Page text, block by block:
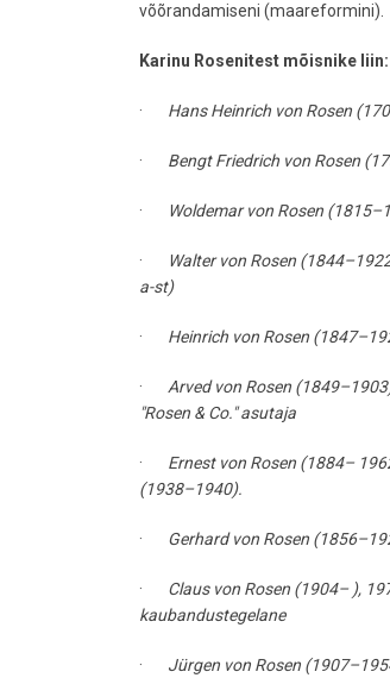
võõrandamiseni (maareformini).
Karinu Rosenitest mõisnike liin:
· Hans Heinrich von Rosen
· Bengt Friedrich von Rosen
· Woldemar von Rosen
·
Walter von Rosen
a-st)
· Heinrich von Rosen
· Arved von Rosen
"Rosen & Co." asutaja
· Ernest von Rosen (1884–
(1938–1940).
· Gerhard von Rosen
· Claus von Rosen (1904– ),
kaubandustegelane
· Jürgen von Rosen